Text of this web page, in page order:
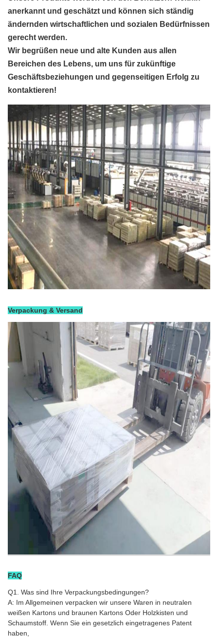
anerkannt und geschätzt und können sich ständig
ändernden wirtschaftlichen und sozialen Bedürfnissen
gerecht werden.
Wir begrüßen neue und alte Kunden aus allen
Bereichen des Lebens, um uns für zukünftige
Geschäftsbeziehungen und gegenseitigen Erfolg zu
kontaktieren!
Verpackung & Versand
FAQ
Q1. Was sind Ihre Verpackungsbedingungen?
A: Im Allgemeinen verpacken wir unsere Waren in neutralen
weißen Kartons und braunen Kartons Oder Holzkisten und
Schaumstoff . Wenn Sie ein gesetzlich eingetragenes Patent
haben,